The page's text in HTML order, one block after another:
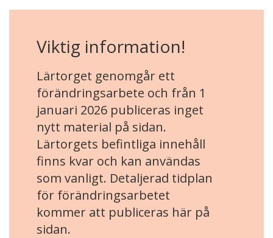
Viktig information!
Lärtorget genomgår ett
förändringsarbete och från 1
januari 2026 publiceras inget
nytt material på sidan.
Lärtorgets befintliga innehåll
finns kvar och kan användas
som vanligt. Detaljerad tidplan
för förändringsarbetet
kommer att publiceras här på
sidan.